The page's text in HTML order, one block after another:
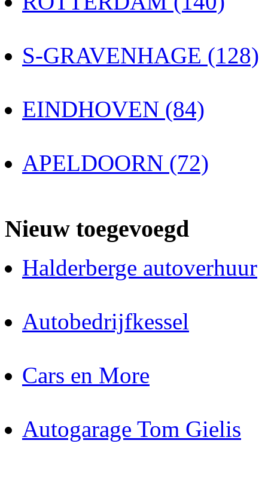
S-GRAVENHAGE (128)
EINDHOVEN (84)
APELDOORN (72)
Nieuw toegevoegd
Halderberge autoverhuur
Autobedrijfkessel
Cars en More
Autogarage Tom Gielis